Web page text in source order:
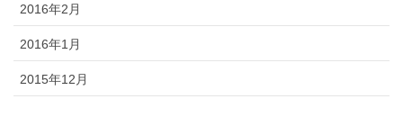
2016年2月
2016年1月
2015年12月